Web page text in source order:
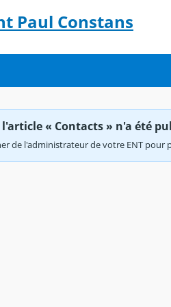
Paul Constans
« Contacts » n'a été
de l'administrateur de votre ENT pour